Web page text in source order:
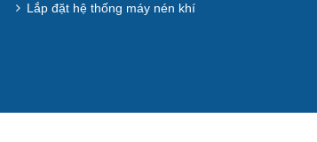
Lắp đặt hệ thống máy nén khí